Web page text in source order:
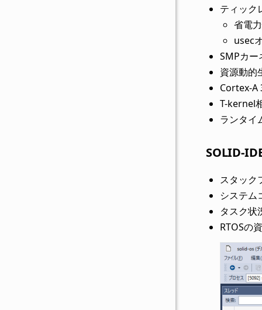
ティック
省電
usec
SMPカー
資源動的
Cortex-A
T-kernel
ランタイ
SOLID-
スタック
システム
タスク状
RTOSの